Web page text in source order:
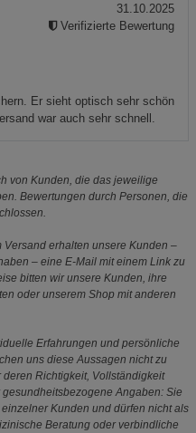
Er sieht optisch sehr schön
war auch sehr schnell.
31.10.2025
Verifizierte Bewertung
von Kunden, die das jeweilige
Bewertungen durch Personen, die
erhalten unsere Kunden –
– eine E-Mail mit einem Link zu
bitten wir unsere Kunden, ihre
oder unserem Shop mit anderen
Erfahrungen und persönliche
uns diese Aussagen nicht zu
Richtigkeit, Vollständigkeit
Angaben: Sie
Kunden und dürfen nicht als
Beratung oder verbindliche